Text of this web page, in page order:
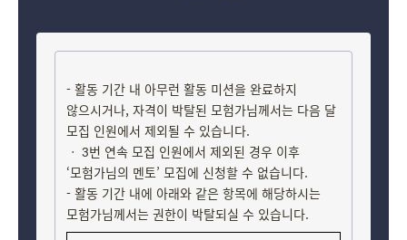
- 활동 기간 내 아무런 활동 미션을 완료하지
않으시거나, 자격이 박탈된 모험가님께서는 다음 달
모집 인원에서 제외될 수 있습니다.
ㆍ 3번 연속 모집 인원에서 제외된 경우 이후
‘모험가님의 멘토’ 모집에 신청할 수 없습니다.
- 활동 기간 내에 아래와 같은 항목에 해당하시는
모험가님께서는 권한이 박탈되실 수 있습니다.